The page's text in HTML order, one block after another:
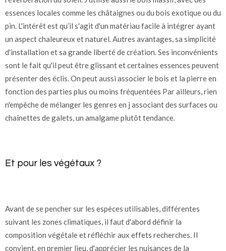
essences locales comme les châtaignes ou du bois exotique ou du
pin. L'intérêt est qu’il s'agit d'un matériau facile à intégrer ayant
un aspect chaleureux et naturel. Autres avantages, sa simplicité
d'installation et sa grande liberté de création. Ses inconvénients
sont le fait qu'il peut être glissant et certaines essences peuvent
présenter des éclis. On peut aussi associer le bois et la pierre en
fonction des parties plus ou moins fréquentées Par ailleurs, rien
n'empêche de mélanger les genres en j associant des surfaces ou
chaînettes de galets, un amalgame plutôt tendance.
Et pour les végétaux ?
Avant de se pencher sur les espèces utilisables, différentes
suivant les zones climatiques, il faut d'abord définir la
composition végétale et réfléchir aux effets recherches. II
convient, en premier lieu, d'apprécier les nuisances de la